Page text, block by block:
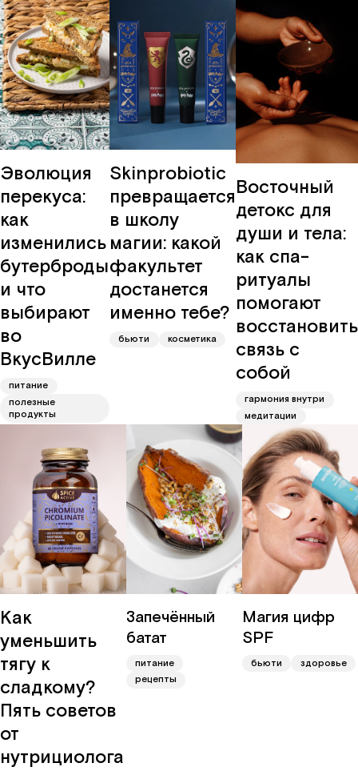
Эволюция
перекуса:
как
изменились
бутерброды
и что
выбирают
во
ВкусВилле
питание
полезные
продукты
Skinprobiotic
превращается
в школу
магии: какой
факультет
достанется
именно тебе?
бьюти косметика
Восточный
детокс для
души и тела:
как спа-
ритуалы
помогают
восстановить
связь с
собой
гармония внутри
медитации
Как
уменьшить
тягу к
сладкому?
Пять советов
от
нутрициолога
Запечённый
батат
питание
рецепты
Магия цифр
SPF
бьюти здоровье